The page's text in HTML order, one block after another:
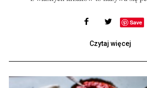
Save
Czytaj więcej